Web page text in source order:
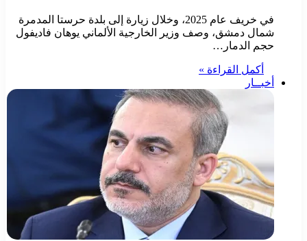
في خريف عام 2025، وخلال زيارة إلى بلدة حرستا المدمرة
شمال دمشق، وصف وزير الخارجية الألماني يوهان فاديفول
حجم الدمار…
أكمل القراءة »
أخبــار